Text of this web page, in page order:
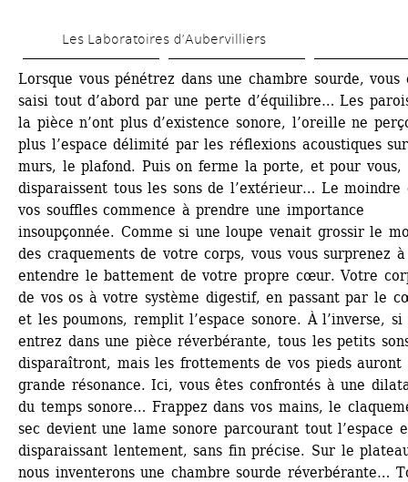
au
contenu
principal
Les Laboratoires d’Aubervilliers
Lorsque vous pénétrez dans une chambre sourde, vous
saisi tout d’abord par une perte d’équilibre… Les
la pièce n’ont plus d’existence sonore, l’oreille ne
plus l’espace délimité par les réflexions acoustiques
murs, le plafond. Puis on ferme la porte, et pour vous,
disparaissent tous les sons de l’extérieur… Le moindre
vos souffles commence à prendre une importance
insoupçonnée. Comme si une loupe venait grossir le
des craquements de votre corps, vous vous surprenez à
entendre le battement de votre propre cœur. Votre
de vos os à votre système digestif, en passant par le
et les poumons, remplit l’espace sonore. À l’inverse, si
entrez dans une pièce réverbérante, tous les petits
disparaîtront, mais les frottements de vos pieds auront
grande résonance. Ici, vous êtes confrontés à une
du temps sonore… Frappez dans vos mains, le
sec devient une lame sonore parcourant tout l’espace
disparaissant lentement, sans fin précise. Sur le
nous inventerons une chambre sourde réverbérante…